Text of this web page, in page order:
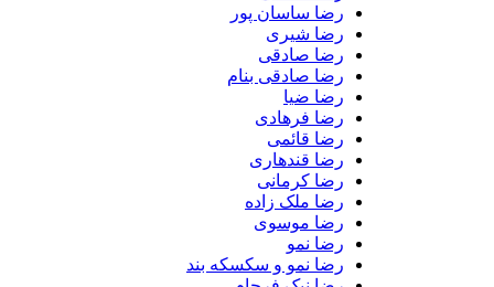
رضا ساسان پور
رضا شیری
رضا صادقی
رضا صادقی بنام
رضا ضیا
رضا فرهادی
رضا قائمی
رضا قندهاری
رضا کرمانی
رضا ملک زاده
رضا موسوی
رضا نمو
رضا نمو و سکسکه بند